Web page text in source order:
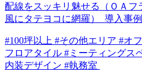
配線をスッキリ魅せる（ＯＡ
風にタテヨコに網羅）_導入事例
#100坪以上 #その他エリア #オ
フロアタイル #ミーティングス
内装デザイン #執務室